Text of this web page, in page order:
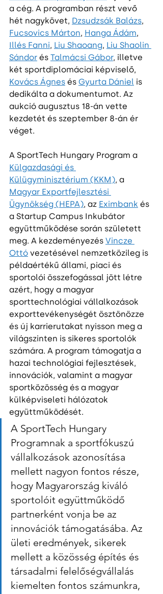
a cég. A programban részt vevő
hét nagykövet, Dzsudzsák Balázs,
Fucsovics Márton, Hanga Ádám,
Illés Fanni, Liu Shaoang, Liu Shaolin
Sándor és Talmácsi Gábor, illetve
két sportdiplomáciai képviselő,
Kovács Ágnes és Gyurta Dániel is
dedikálta a dokumentumot. Az
aukció augusztus 18-án vette
kezdetét és szeptember 8-án ér
véget.
A SportTech Hungary Program a
Külgazdasági és
Külügyminisztérium (KKM), a
Magyar Exportfejlesztési
Ügynökség (HEPA), az Eximbank és
a Startup Campus Inkubátor
együttműködése során született
meg. A kezdeményezés Vincze
Ottó vezetésével nemzetközileg is
példaértékű állami, piaci és
sportolói összefogással jött létre
azért, hogy a magyar
sporttechnológiai vállalkozások
exporttevékenységét ösztönözze
és új karrierutakat nyisson meg a
világszinten is sikeres sportolók
számára. A program támogatja a
hazai technológiai fejlesztések,
innovációk, valamint a magyar
sportközösség és a magyar
külképviseleti hálózatok
együttműködését.
A SportTech Hungary
Programnak a sportfókuszú
vállalkozások azonosítása
mellett nagyon fontos része,
hogy Magyarország kiváló
sportolóit együttműködő
partnerként vonja be az
innovációk támogatásába. Az
ületi eredmények, sikerek
mellett a közösség építés és
társadalmi felelőségvállalás
kiemelten fontos számunkra,